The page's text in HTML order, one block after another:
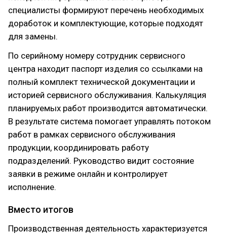
специалисты формируют перечень необходимых
доработок и комплектующие, которые подходят
для замены.
По серийному номеру сотрудник сервисного
центра находит паспорт изделия со ссылками на
полный комплект технической документации и
историей сервисного обслуживания. Калькуляция
планируемых работ производится автоматически.
В результате система помогает управлять потоком
работ в рамках сервисного обслуживания
продукции, координировать работу
подразделений. Руководство видит состояние
заявки в режиме онлайн и контролирует
исполнение.
Вместо итогов
Производственная деятельность характеризуется